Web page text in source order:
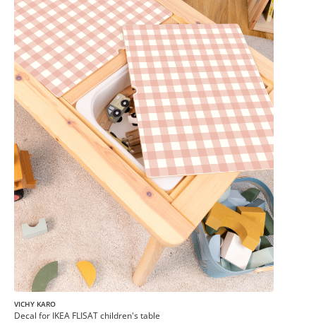
VICHY KARO
Decal for IKEA FLISAT children's table